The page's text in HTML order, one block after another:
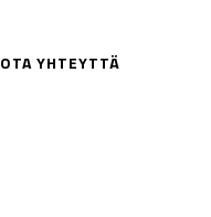
OTA YHTEYTTÄ